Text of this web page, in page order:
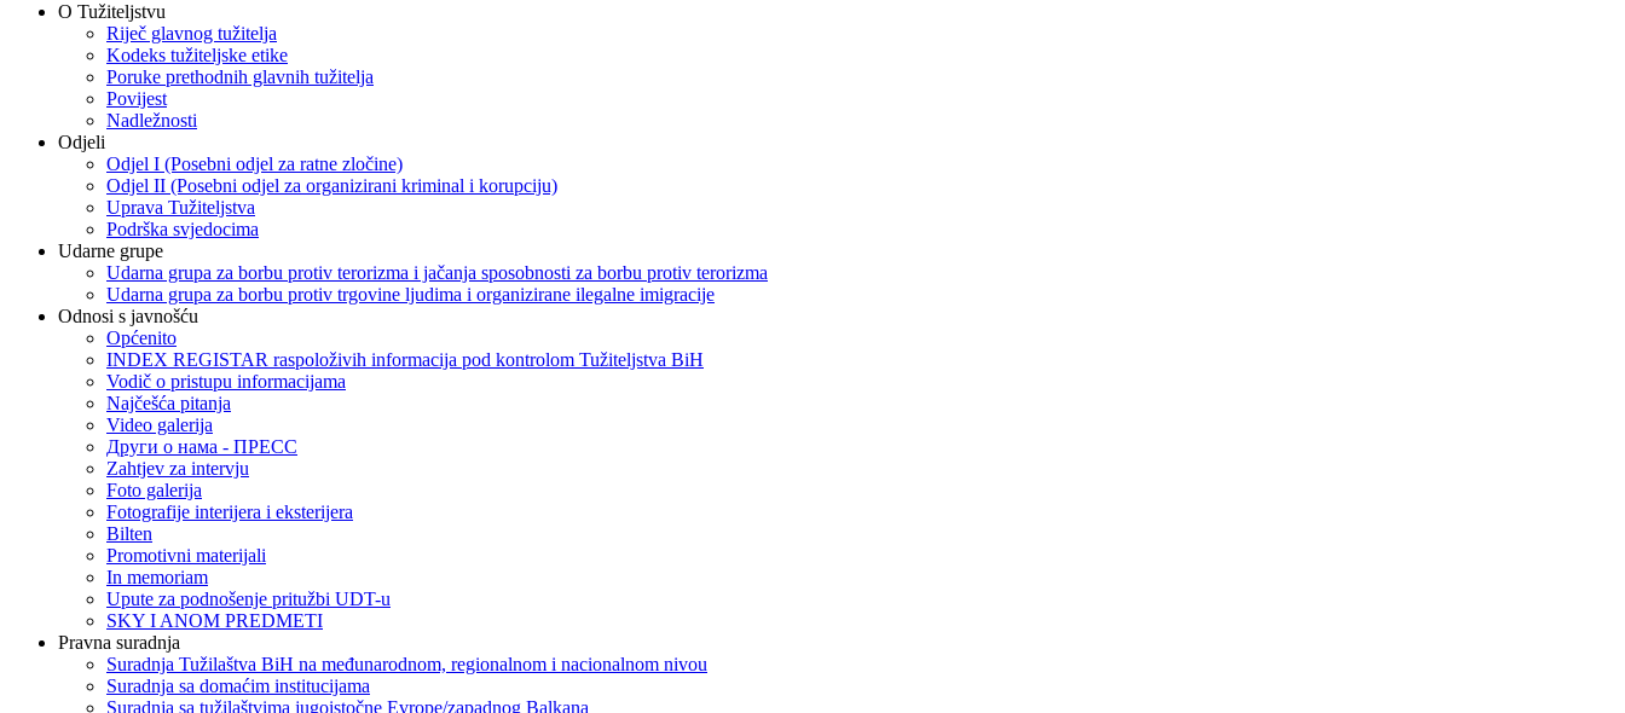
O Tužiteljstvu
Riječ glavnog tužitelja
Kodeks tužiteljske etike
Poruke prethodnih glavnih tužitelja
Povijest
Nadležnosti
Odjeli
Odjel I (Posebni odjel za ratne zločine)
Odjel II (Posebni odjel za organizirani kriminal i korupciju)
Uprava Tužiteljstva
Podrška svjedocima
Udarne grupe
Udarna grupa za borbu protiv terorizma i jačanja sposobnosti za borbu protiv terorizma
Udarna grupa za borbu protiv trgovine ljudima i organizirane ilegalne imigracije
Odnosi s javnošću
Općenito
INDEX REGISTAR raspoloživih informacija pod kontrolom Tužiteljstva BiH
Vodič o pristupu informacijama
Najčešća pitanja
Video galerija
Други о нама - ПРЕСC
Zahtjev za intervju
Foto galerija
Fotografije interijera i eksterijera
Bilten
Promotivni materijali
In memoriam
Upute za podnošenje pritužbi UDT-u
SKY I ANOM PREDMETI
Pravna suradnja
Suradnja Tužilaštva BiH na međunarodnom, regionalnom i nacionalnom nivou
Suradnja sa domaćim institucijama
Suradnja sa tužilaštvima jugoistočne Evrope/zapadnog Balkana